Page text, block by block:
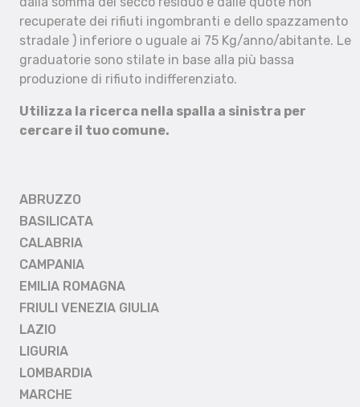
recuperate dei rifiuti ingombranti e dello spazzamento
stradale ) inferiore o uguale ai 75 Kg/anno/abitante. Le
graduatorie sono stilate in base alla più bassa
produzione di rifiuto indifferenziato.
Utilizza la ricerca nella spalla a sinistra per
cercare il tuo comune.
ABRUZZO
BASILICATA
CALABRIA
CAMPANIA
EMILIA ROMAGNA
FRIULI VENEZIA GIULIA
LAZIO
LIGURIA
LOMBARDIA
MARCHE